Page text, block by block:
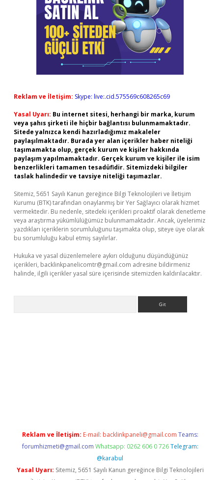
Reklam ve İletişim: Skype: live:.cid.575569c608265c69
Yasal Uyarı: Bu internet sitesi, herhangi bir marka, kurum
veya şahıs şirketi ile hiçbir bağlantısı bulunmamaktadır.
Sitede yalnızca kendi hazırladığımız makaleler
paylaşılmaktadır. Burada yer alan içerikler haber niteliği
taşımamakta olup, gerçek kurum ve kişiler hakkında
paylaşım yapılmamaktadır. Gerçek kurum ve kişiler ile isim
benzerlikleri tamamen tesadüfidir. Sitemizdeki bilgiler
taslak halindedir ve tavsiye niteliği taşımazlar.
Sitemiz, 5651 Sayılı Kanun gereğince Bilgi Teknolojileri ve İletişim
Kurumu (BTK) tarafından onaylanmış bir Yer Sağlayıcı olarak hizmet
vermektedir. Bu nedenle, sitedeki içerikleri proaktif olarak denetleme
veya araştırma yükümlülüğümüz bulunmamaktadır. Ancak, üyelerimiz
yazdıkları içeriklerin sorumluluğunu taşımakta olup, siteye üye olarak
bu sorumluluğu kabul etmiş sayılırlar.
Hukuka ve yasal düzenlemelere aykırı olduğunu düşündüğünüz
içerikleri, backlinkpanelicomtr@gmail.com adresine bildirmeniz
halinde, ilgili içerikler yasal süre içerisinde sitemizden kaldırılacaktır.
Reklam ve İletişim: E-mail: backlinkpaneli@gmail.com Teams:
forumhizmeti@gmail.com Whatsapp: 0262 606 0 726 Telegram:
@karabul
Yasal Uyarı: Sitemiz, 5651 Sayılı Kanun gereğince Bilgi Teknolojileri